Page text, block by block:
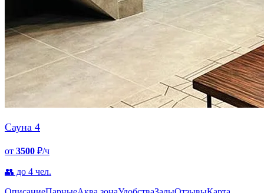
Сауна 4
от 3500 ₽/ч
👥 до 4 чел.